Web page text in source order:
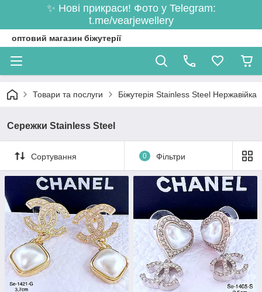
✨ Нові прикраси! Фото у Telegram:
t.me/vearjewellery
оптовий магазин біжутерії
Товари та послуги Біжутерія Stainless Steel Нержавійка
Сережки Stainless Steel
Сортування 0 Фільтри